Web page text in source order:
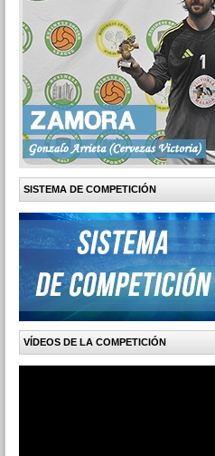
SISTEMA DE COMPETICIÓN
VÍDEOS DE LA COMPETICIÓN